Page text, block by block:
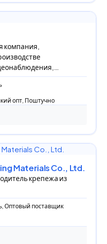
собс
опт, Поштучно
Materials Co., Ltd.
крепежа из
Оптовый поставщик